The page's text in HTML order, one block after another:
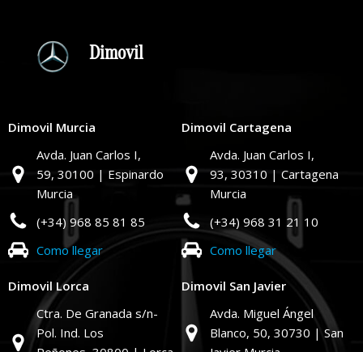
Dimovil
Dimovil Murcia
Avda. Juan Carlos I,
59, 30100 | Espinardo
Murcia
(+34) 968 85 81 85
Como llegar
Dimovil Cartagena
Avda. Juan Carlos I,
93, 30310 | Cartagena
Murcia
(+34) 968 31 21 10
Como llegar
Dimovil Lorca
Ctra. De Granada s/n-
Pol. Ind. Los
Dimovil San Javier
Avda. Miguel Ángel
Blanco, 50, 30730 | San